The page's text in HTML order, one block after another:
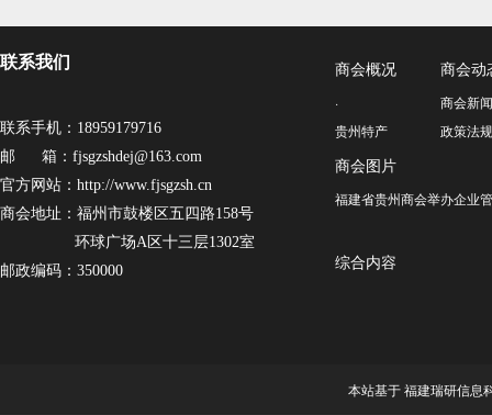
联系我们
联系手机：18959179716
邮 箱：fjsgzshdej@163.com
官方网站：http://www.fjsgzsh.cn
商会地址：福州市鼓楼区五四路158号
环球广场A区十三层1302室
邮政编码：350000
商会概况
·
贵州特产
商会动
商会新闻
政策法规
商会图片
福建省贵州商会举办企业
综合内容
本站基于 福建瑞研信息